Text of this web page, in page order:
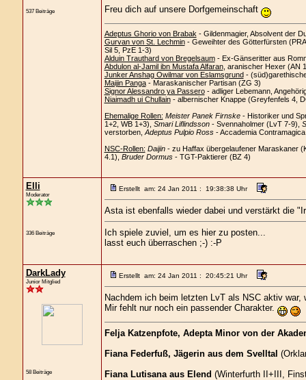
537 Beiträge
Freu dich auf unsere Dorfgemeinschaft
Adeptus Ghorio von Brabak - Gildenmagier, Absolvent der
Gurvan von St. Lechmin- Geweihter des Götterfürsten
Sil 5, PzE 1-3)
Alduin Trauthard von Bregelsaum- Ex-Gänseritter aus
Abdulon al-Jamil ibn Mustafa Alfaran, aranischer Hexer (AN
Junker Anshag Owilmar von Eslamsgrund-
Maijin Panga- Maraskanischer Partisan (ZG 3)
Signor Alessandro ya Passero- adliger Lebemann,
Niaimadh ui Chullain- albernischer Knappe (Greyfenfels 4,
Ehemalige Rollen: Meister Panek Firnske- Historiker und
1+2, WB 1+3), Smari Liflindsson- Svennaholmer (LvT 7-9),
verstorben, Adeptus Pulpio Ross- Accademia
NSC-Rollen: Daijin- zu Haffax übergelaufener Maraskaner
4.1), Bruder Dormus- TGT-Paktierer (BZ 4)
Elli
Moderator
336 Beiträge
Erstellt am: 24 Jan 2011 : 19:38:38 Uhr
Asta ist ebenfalls wieder dabei und verstärkt die
Ich spiele zuviel, um es hier zu posten...
lasst euch überraschen ;-) :-P
DarkLady
Junior Mitglied
58 Beiträge
Erstellt am: 24 Jan 2011 : 20:45:21 Uhr
Nachdem ich beim letzten LvT als NSC aktiv
Mir fehlt nur noch ein passender Charakter.
Felja Katzenpfote, Adepta Minor von der
Fiana Federfuß, Jägerin aus dem Svelltal
Fiana Lutisana aus Elend (Winterfurth II+III,